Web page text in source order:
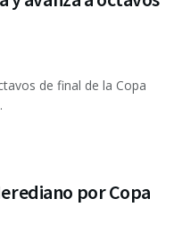
de final de la Copa
por Copa